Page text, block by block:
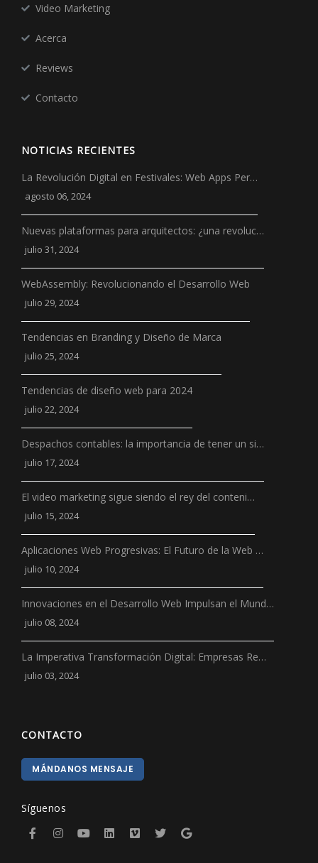
Video Marketing
Acerca
Reviews
Contacto
NOTICIAS RECIENTES
La Revolución Digital en Festivales: Web Apps Per…
agosto 06, 2024
Nuevas plataformas para arquitectos: ¿una revoluc…
julio 31, 2024
WebAssembly: Revolucionando el Desarrollo Web
julio 29, 2024
Tendencias en Branding y Diseño de Marca
julio 25, 2024
Tendencias de diseño web para 2024
julio 22, 2024
Despachos contables: la importancia de tener un si…
julio 17, 2024
El video marketing sigue siendo el rey del conteni…
julio 15, 2024
Aplicaciones Web Progresivas: El Futuro de la Web …
julio 10, 2024
Innovaciones en el Desarrollo Web Impulsan el Mund…
julio 08, 2024
La Imperativa Transformación Digital: Empresas Re…
julio 03, 2024
CONTACTO
MÁNDANOS MENSAJE
Síguenos